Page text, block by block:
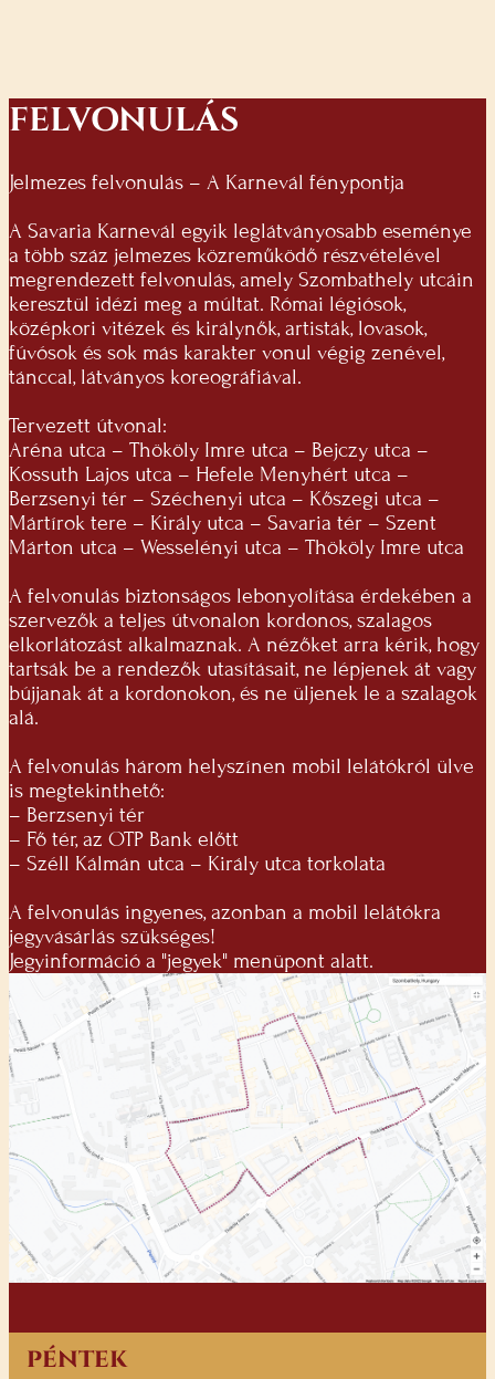
FELVONULÁS
Jelmezes felvonulás – A Karnevál fénypontja
A Savaria Karnevál egyik leglátványosabb eseménye
a több száz jelmezes közreműködő részvételével
megrendezett felvonulás, amely Szombathely utcáin
keresztül idézi meg a múltat. Római légiósok,
középkori vitézek és királynők, artisták, lovasok,
fúvósok és sok más karakter vonul végig zenével,
tánccal, látványos koreográfiával.
Tervezett útvonal:
Aréna utca – Thököly Imre utca – Bejczy utca –
Kossuth Lajos utca – Hefele Menyhért utca –
Berzsenyi tér – Széchenyi utca – Kőszegi utca –
Mártírok tere – Király utca – Savaria tér – Szent
Márton utca – Wesselényi utca – Thököly Imre utca
A felvonulás biztonságos lebonyolítása érdekében a
szervezők a teljes útvonalon kordonos, szalagos
elkorlátozást alkalmaznak. A nézőket arra kérik, hogy
tartsák be a rendezők utasításait, ne lépjenek át vagy
bújjanak át a kordonokon, és ne üljenek le a szalagok
alá.
A felvonulás három helyszínen mobil lelátókról ülve
is megtekinthető:
– Berzsenyi tér
– Fő tér, az OTP Bank előtt
– Széll Kálmán utca – Király utca torkolata
A felvonulás ingyenes, azonban a mobil lelátókra
jegyvásárlás szükséges!
Jegyinformáció a "jegyek" menüpont alatt.
péntek